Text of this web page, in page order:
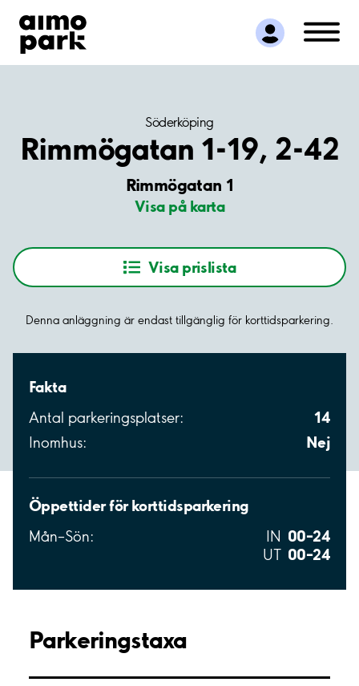
Hitta parkering
Samarbete
Kundservice
Söderköping
Rimmögatan 1-19, 2-42
Rimmögatan 1
Visa på karta
Visa prislista
Denna anläggning är endast tillgänglig för korttidsparkering.
Fakta
Antal parkeringsplatser: 14
Inomhus: Nej
Öppettider för korttidsparkering
Mån–Sön: IN 00–24
UT 00–24
Parkeringstaxa